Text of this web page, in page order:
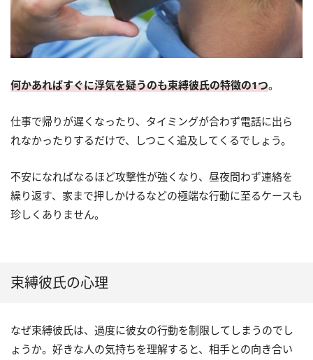
何かあればすぐに浮気を疑うのも束縛彼氏の特徴の1つ。
仕事で帰りが遅くなったり、タイミングが合わず電話に出ら
れなかったりするだけで、しつこく追及してくるでしょう。
不安になればなるほど攻撃性が強くなり、昼夜問わず連絡を
繰り返す、家まで押しかけるなどの極端な行動に至るケースも
珍しくありません。
束縛彼氏の心理
なぜ束縛彼氏は、過度に彼女の行動を制限してしまうのでし
ょうか。好きな人の気持ちを理解すると、相手との向き合い